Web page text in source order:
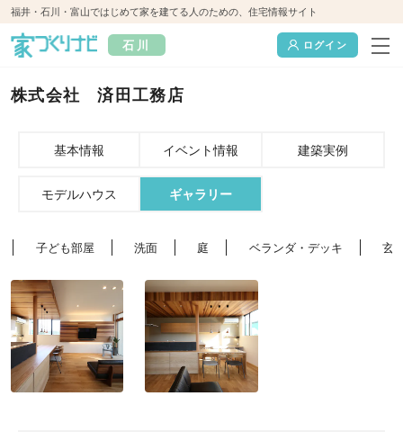
福井・石川・富山ではじめて家を建てる人のための、住宅情報サイト
石川 ログイン
株式会社 済田工務店
基本情報 イベント情報 建築実例
モデルハウス ギャラリー
子ども部屋 洗面 庭 ベランダ・デッキ 玄